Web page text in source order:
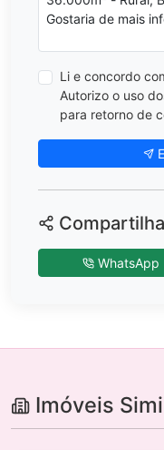
Li e concordo
Autorizo o uso
para retorno de
WhatsApp
Imóveis